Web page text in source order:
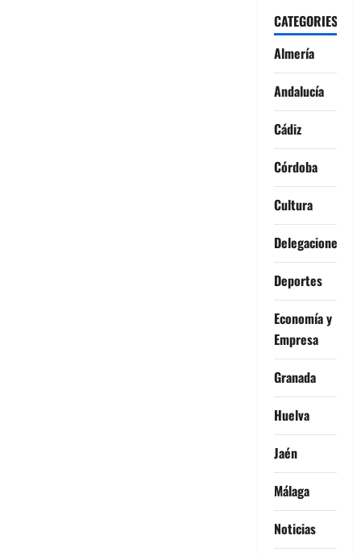
CATEGORIES
Almería
Andalucía
Cádiz
Córdoba
Cultura
Delegaciones
Deportes
Economía y
Empresa
Granada
Huelva
Jaén
Málaga
Noticias